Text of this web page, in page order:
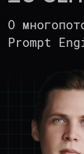
Леонид Ченский
TeamLead в OzonTech